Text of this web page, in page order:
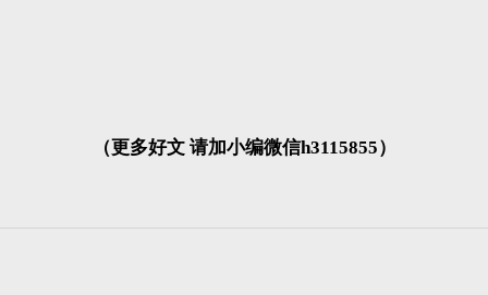
（更多好文 请加小编微信h3115855）